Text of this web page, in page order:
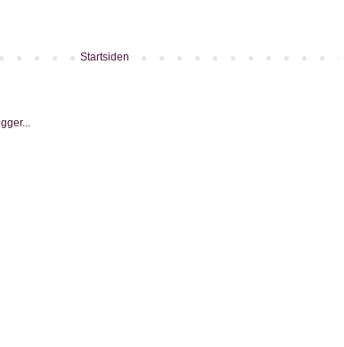
Startsiden